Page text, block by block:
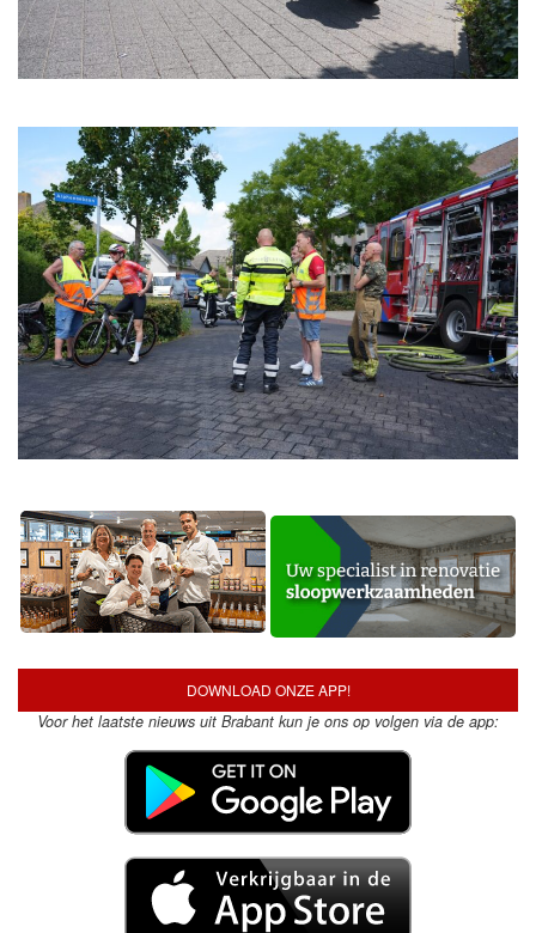
DOWNLOAD ONZE APP!
Voor het laatste nieuws uit Brabant kun je ons op volgen via de app: